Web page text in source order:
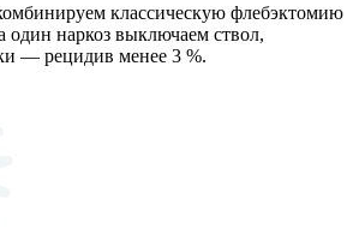
классическую флебэктомию
один наркоз выключаем ствол,
— рецидив менее 3 %.